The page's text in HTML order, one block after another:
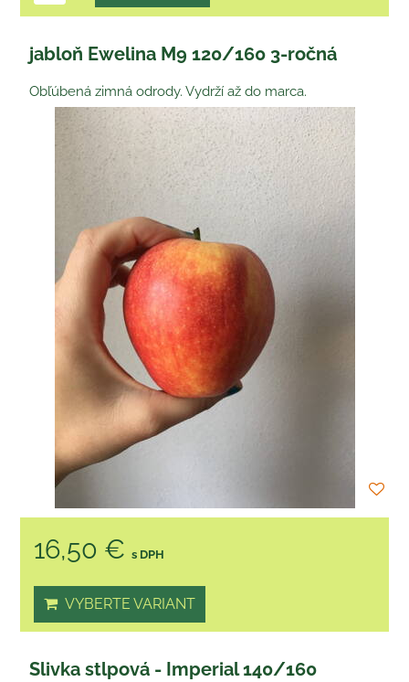
jabloň Ewelina M9 120/160 3-ročná
Obľúbená zimná odrody. Vydrží až do marca.
16,50 € s DPH
VYBERTE VARIANT
Slivka stlpová - Imperial 140/160